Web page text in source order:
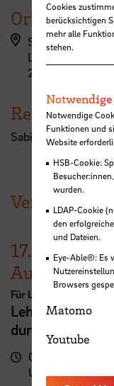
Ort
StudiumPlus
28199 Bremen
Referent:in
Sabine Olbrich
17.
August
Für Lehrende
durch digitale
09:00 - 13:00
Uhr
Cookies
berücksichtigen
mehr alle
stehen.
Notwendige
Notwendige
Funktionen und
Website
HSB-Cookie:
wurden.
LDAP-Cookie
den
und Dateien.
Eye-Able®: Es
Browsers
Matomo
Youtube